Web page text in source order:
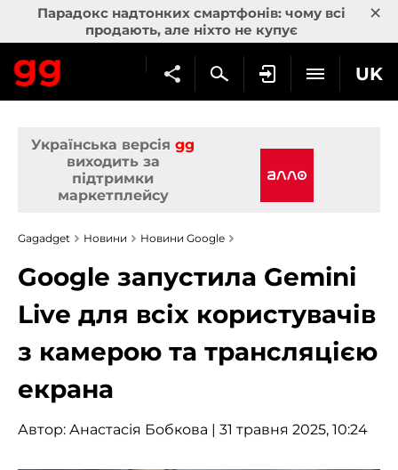
Парадокс надтонких смартфонів: чому всі
продають, але ніхто не купує
×
UK
Українська версія gg
виходить за
підтримки
маркетплейсу
Gagadget Новини Новини Google
Google запустила Gemini
Live для всіх користувачів
з камерою та трансляцією
екрана
Автор: Анастасія Бобкова | 31 травня 2025, 10:24